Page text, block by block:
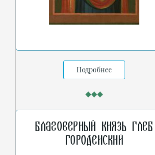
Подробнее
Благоверный князь Глеб
Городенский